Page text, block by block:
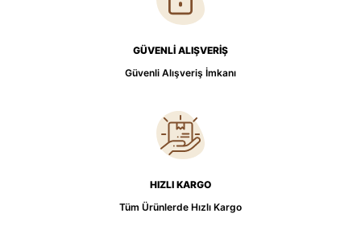
GÜVENLİ ALIŞVERİŞ
Güvenli Alışveriş İmkanı
HIZLI KARGO
Tüm Ürünlerde Hızlı Kargo